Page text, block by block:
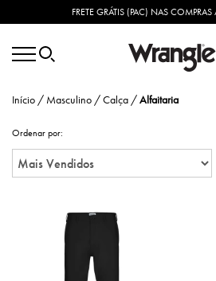
FRETE GRÁTIS (PAC) NAS
Início / Masculino /Calça /Alfaitaria
Ordenar por: